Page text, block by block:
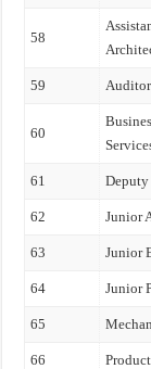
58
59 Auditor
60
61
62 Junior
63 Junior
64 Junior
65
66